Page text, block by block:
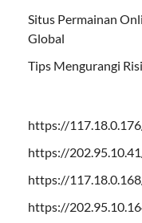
Situs Permainan
Global
Tips Mengurangi
https://
https://
https://
https://